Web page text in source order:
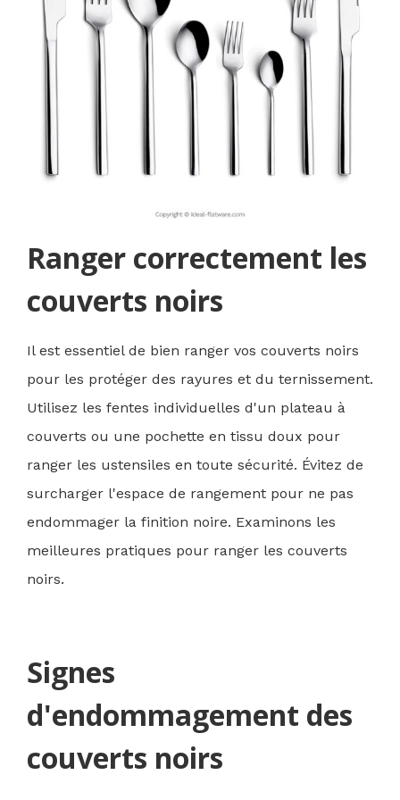
Ranger correctement les
couverts noirs
Il est essentiel de bien ranger vos couverts noirs
pour les protéger des rayures et du ternissement.
Utilisez les fentes individuelles d'un plateau à
couverts ou une pochette en tissu doux pour
ranger les ustensiles en toute sécurité. Évitez de
surcharger l'espace de rangement pour ne pas
endommager la finition noire. Examinons les
meilleures pratiques pour ranger les couverts
noirs.
Signes
d'endommagement des
couverts noirs